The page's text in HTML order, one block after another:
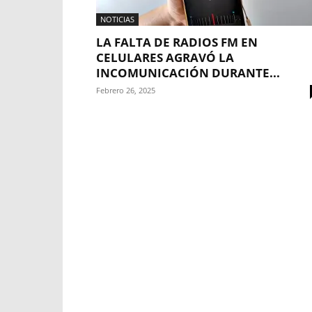
NOTICIAS
LA FALTA DE RADIOS FM EN
CELULARES AGRAVÓ LA
INCOMUNICACIÓN DURANTE...
Febrero 26, 2025